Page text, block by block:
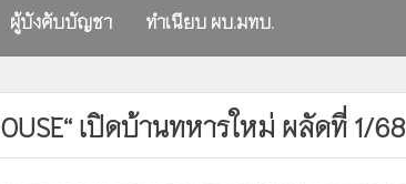
ผู้บังคับบัญชา ทำเนียบ ผบ.มทบ.
เปิดบ้านทหารใหม่ ผลัดที่ 1/68